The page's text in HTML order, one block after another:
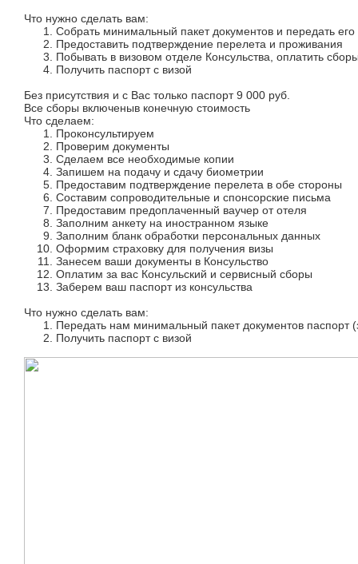
Что нужно сделать вам:
Собрать минимальный пакет документов и передать
Предоставить подтверждение перелета и проживания
Побывать в визовом отделе Консульства, оплатить
Получить паспорт с визой
Без присутствия и с Вас только паспорт 9 000 руб.
Все сборы включеныв конечную стоимость
Что сделаем:
Проконсультируем
Проверим документы
Сделаем все необходимые копии
Запишем на подачу и сдачу биометрии
Предоставим подтверждение перелета в обе стороны
Составим сопроводительные и спонсорские письма
Предоставим предоплаченный ваучер от отеля
Заполним анкету на иностранном языке
Заполним бланк обработки персональных данных
Оформим страховку для получения визы
Занесем ваши документы в Консульство
Оплатим за вас Консульский и сервисный сборы
Заберем ваш паспорт из консульства
Что нужно сделать вам:
Передать нам минимальный пакет документов паспорт
Получить паспорт с визой